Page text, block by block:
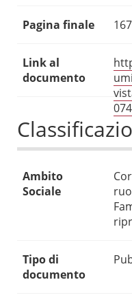
Pagina finale 167
Link al
documento
Ambito
Sociale
Tipo di
documento